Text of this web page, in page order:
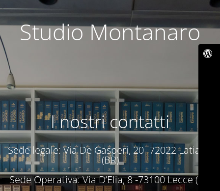
Studio Montanaro
I nostri contatti
Sede legale: Via De Gasperi, 20 -72022 Latiano
(BR)
Sede Operativa: Via D’Elia, 8 -73100 Lecce (LE)